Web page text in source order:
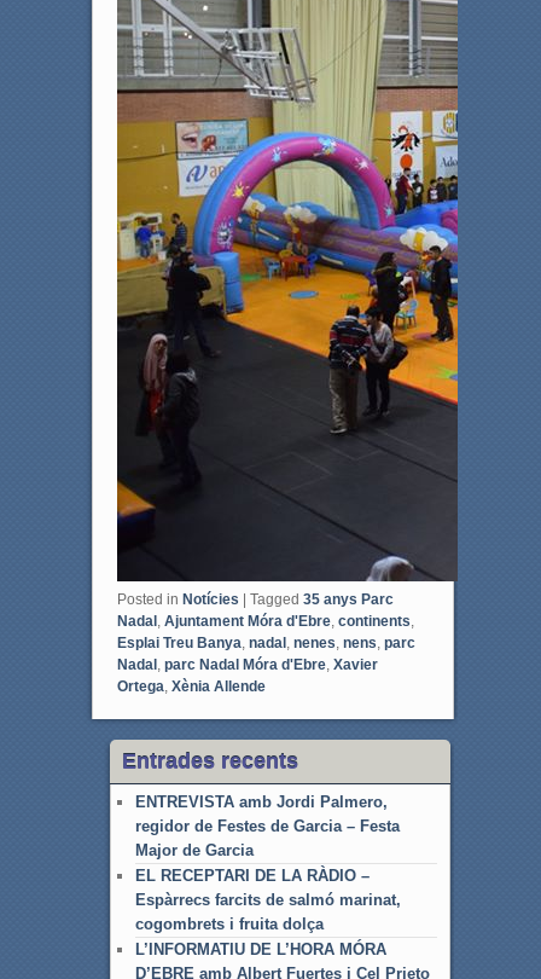
Posted in Notícies | Tagged 35 anys Parc
Nadal, Ajuntament Móra d'Ebre, continents
Esplai Treu Banya nadal, nenes nens parc
Nadal, parc Nadal Móra d'Ebre, Xavier
Ortega Xènia Allende
Entrades recents
ENTREVISTA amb Jordi Palmero,
regidor de Festes de Garcia – Festa
Major de Garcia
EL RECEPTARI DE LA RÀDIO –
Espàrrecs farcits de salmó marinat,
cogombrets i fruita dolça
L’INFORMATIU DE L’HORA MÓRA
D’EBRE amb Albert Fuertes i Cel Prieto